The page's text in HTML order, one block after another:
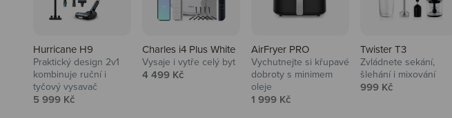
Hurricane H9
Praktický design 2v1
kombinuje ruční i
tyčový vysavač
Prodejní cena
5 999 Kč
Charles i4 Plus White
Vysaje i vytře celý byt
Prodejní cena
4 499 Kč
AirFryer PRO
Vychutnejte si křupavé
dobroty s minimem
oleje
Prodejní cena
1 999 Kč
Twister T3
Zvládnete sekání,
šlehání i mixování
Prodejní cena
999 Kč
Audio
Niceboy sluchátka a repráky ti
padnou do noty.